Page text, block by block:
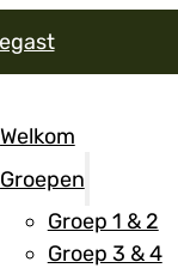
Welkom
Groepen
Groep 1 & 2
Groep 3 & 4